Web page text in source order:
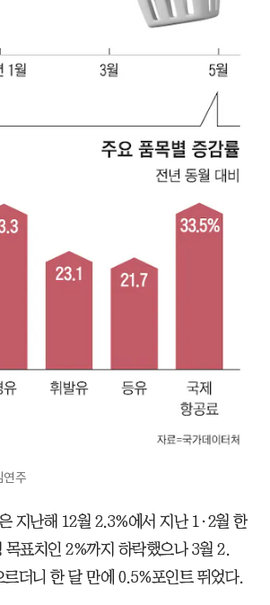
연주
지난해 12월 2.3%에서 지난 1·2월 한
목표치인 2%까지 하락했으나 3월 2.
더니 한 달 만에 0.5%포인트 뛰었다.